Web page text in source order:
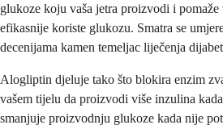
glukoze koju vaša jetra proizvodi i pomaže
efikasnije koriste glukozu. Smatra se
decenijama kamen temeljac liječenja
Alogliptin djeluje tako što blokira enzim
vašem tijelu da proizvodi više inzulina
smanjuje proizvodnju glukoze kada nije